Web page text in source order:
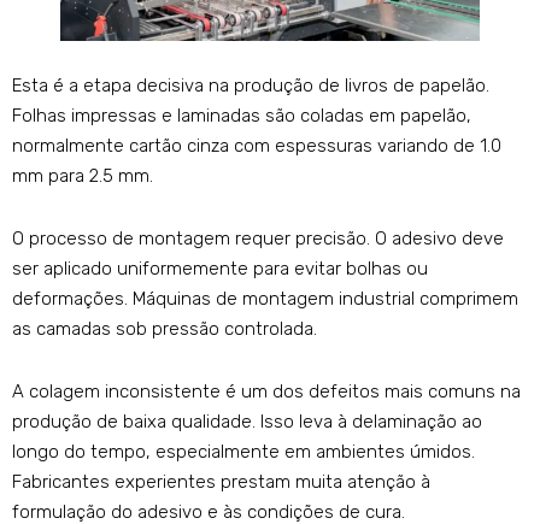
Esta é a etapa decisiva na produção de livros de papelão.
Folhas impressas e laminadas são coladas em papelão,
normalmente cartão cinza com espessuras variando de 1.0
mm para 2.5 mm.
O processo de montagem requer precisão. O adesivo deve
ser aplicado uniformemente para evitar bolhas ou
deformações. Máquinas de montagem industrial comprimem
as camadas sob pressão controlada.
A colagem inconsistente é um dos defeitos mais comuns na
produção de baixa qualidade. Isso leva à delaminação ao
longo do tempo, especialmente em ambientes úmidos.
Fabricantes experientes prestam muita atenção à
formulação do adesivo e às condições de cura.